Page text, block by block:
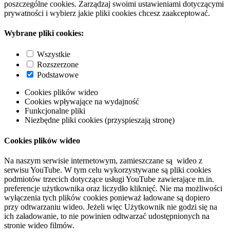
poszczególne cookies. Zarządzaj swoimi ustawieniami dotyczącymi
prywatności i wybierz jakie pliki cookies chcesz zaakceptować.
Wybrane pliki cookies:
Wszystkie
Rozszerzone
Podstawowe
Cookies plików wideo
Cookies wpływające na wydajność
Funkcjonalne pliki
Niezbędne pliki cookies (przyspieszają stronę)
Cookies plików wideo
Na naszym serwisie internetowym, zamieszczane są wideo z
serwisu YouTube. W tym celu wykorzystywane są pliki cookies
podmiotów trzecich dotyczące usługi YouTube zawierające m.in.
preferencje użytkownika oraz liczydło kliknięć. Nie ma możliwości
wyłączenia tych plików cookies ponieważ ładowane są dopiero
przy odtwarzaniu wideo. Jeżeli więc Użytkownik nie godzi się na
ich załadowanie, to nie powinien odtwarzać udostępnionych na
stronie wideo filmów.